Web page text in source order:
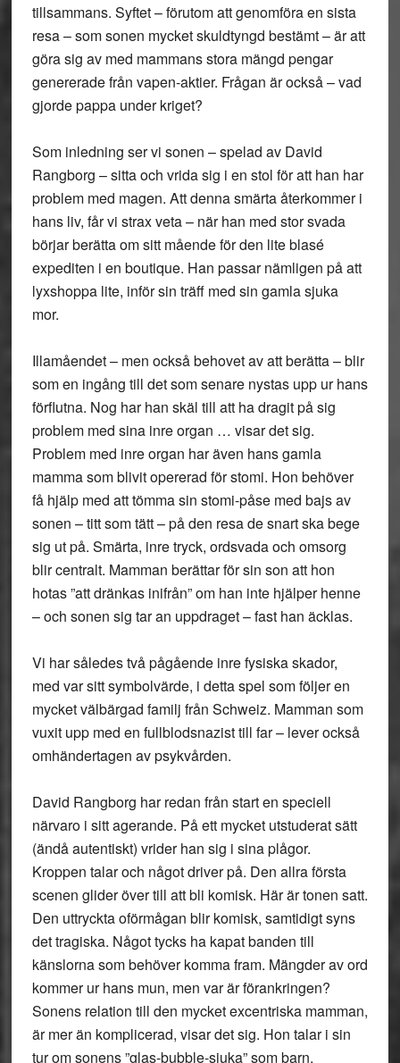
tillsammans. Syftet – förutom att genomföra en sista
resa – som sonen mycket skuldtyngd bestämt – är att
göra sig av med mammans stora mängd pengar
genererade från vapen-aktier. Frågan är också – vad
gjorde pappa under kriget?
Som inledning ser vi sonen – spelad av David
Rangborg – sitta och vrida sig i en stol för att han har
problem med magen. Att denna smärta återkommer i
hans liv, får vi strax veta – när han med stor svada
börjar berätta om sitt mående för den lite blasé
expediten i en boutique. Han passar nämligen på att
lyxshoppa lite, inför sin träff med sin gamla sjuka
mor.
Illamåendet – men också behovet av att berätta – blir
som en ingång till det som senare nystas upp ur hans
förflutna. Nog har han skäl till att ha dragit på sig
problem med sina inre organ … visar det sig.
Problem med inre organ har även hans gamla
mamma som blivit opererad för stomi. Hon behöver
få hjälp med att tömma sin stomi-påse med bajs av
sonen – titt som tätt – på den resa de snart ska bege
sig ut på. Smärta, inre tryck, ordsvada och omsorg
blir centralt. Mamman berättar för sin son att hon
hotas ”att dränkas inifrån” om han inte hjälper henne
– och sonen sig tar an uppdraget – fast han äcklas.
Vi har således två pågående inre fysiska skador,
med var sitt symbolvärde, i detta spel som följer en
mycket välbärgad familj från Schweiz. Mamman som
vuxit upp med en fullblodsnazist till far – lever också
omhändertagen av psykvården.
David Rangborg har redan från start en speciell
närvaro i sitt agerande. På ett mycket utstuderat sätt
(ändå autentiskt) vrider han sig i sina plågor.
Kroppen talar och något driver på. Den allra första
scenen glider över till att bli komisk. Här är tonen satt.
Den uttryckta oförmågan blir komisk, samtidigt syns
det tragiska. Något tycks ha kapat banden till
känslorna som behöver komma fram. Mängder av ord
kommer ur hans mun, men var är förankringen?
Sonens relation till den mycket excentriska mamman,
är mer än komplicerad, visar det sig. Hon talar i sin
tur om sonens ”glas-bubble-sjuka” som barn.